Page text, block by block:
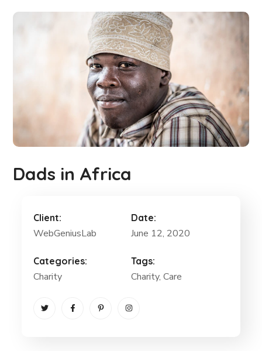
Dads in Africa
Client:
WebGeniusLab
Date:
June 12, 2020
Categories:
Charity
Tags:
Charity, Care